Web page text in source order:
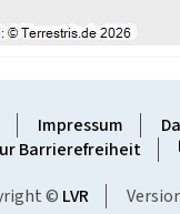
Impressum
Barrierefreiheit
© LVR